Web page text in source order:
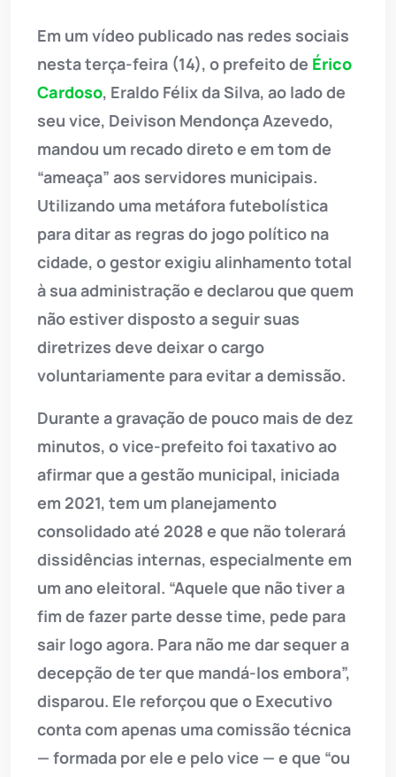
Em um vídeo publicado nas redes sociais
nesta terça-feira (14), o prefeito de Érico
Cardoso, Eraldo Félix da Silva, ao lado de
seu vice, Deivison Mendonça Azevedo,
mandou um recado direto e em tom de
“ameaça” aos servidores municipais.
Utilizando uma metáfora futebolística
para ditar as regras do jogo político na
cidade, o gestor exigiu alinhamento total
à sua administração e declarou que quem
não estiver disposto a seguir suas
diretrizes deve deixar o cargo
voluntariamente para evitar a demissão.
Durante a gravação de pouco mais de dez
minutos, o vice-prefeito foi taxativo ao
afirmar que a gestão municipal, iniciada
em 2021, tem um planejamento
consolidado até 2028 e que não tolerará
dissidências internas, especialmente em
um ano eleitoral. “Aquele que não tiver a
fim de fazer parte desse time, pede para
sair logo agora. Para não me dar sequer a
decepção de ter que mandá-los embora”,
disparou. Ele reforçou que o Executivo
conta com apenas uma comissão técnica
— formada por ele e pelo vice — e que “ou